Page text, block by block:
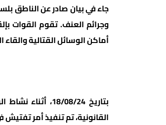
جاء في بيان صادر عن الناطق
وجرائم العنف. تقوم القوات
أماكن الوسائل القتالية
بتاريخ 18/08/
القانونية، تم تنفيذ أمر